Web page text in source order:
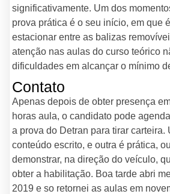
significativamente. Um dos
prova prática é o seu início, em que
estacionar entre as balizas
atenção nas aulas do curso teórico
dificuldades em alcançar o mínimo
Contato
Apenas depois de obter presença
horas aula, o candidato pode
a prova do Detran para tirar carteira.
conteúdo escrito, e outra é prática,
demonstrar, na direção do veículo,
obter a habilitação. Boa tarde abri
2019 e so retornei as aulas em